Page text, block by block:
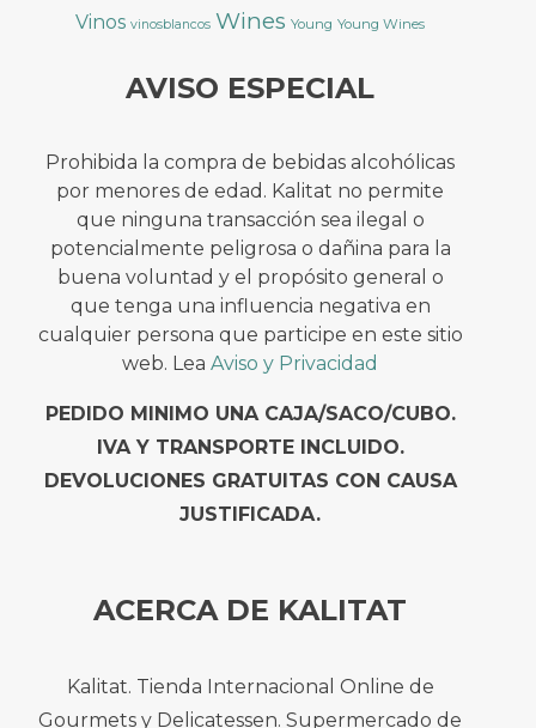
Vinos vinosblancos Wines Young Young Wines
AVISO ESPECIAL
Prohibida la compra de bebidas alcohólicas
por menores de edad. Kalitat no permite
que ninguna transacción sea ilegal o
potencialmente peligrosa o dañina para la
buena voluntad y el propósito general o
que tenga una influencia negativa en
cualquier persona que participe en este sitio
web. Lea Aviso y Privacidad
PEDIDO MINIMO UNA CAJA/SACO/CUBO.
IVA Y TRANSPORTE INCLUIDO.
DEVOLUCIONES GRATUITAS CON CAUSA
JUSTIFICADA.
ACERCA DE KALITAT
Kalitat. Tienda Internacional Online de
Gourmets y Delicatessen. Supermercado de